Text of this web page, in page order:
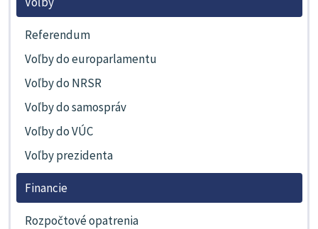
Referendum
Voľby do europarlamentu
Voľby do NRSR
Voľby do samospráv
Voľby do VÚC
Voľby prezidenta
Financie
Rozpočtové opatrenia